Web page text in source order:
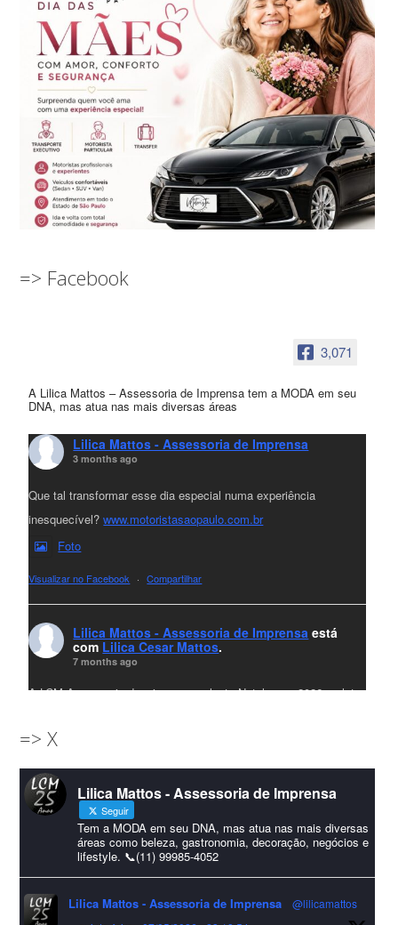
=> Facebook
3,071
A Lilica Mattos – Assessoria de Imprensa tem a MODA em seu
DNA, mas atua nas mais diversas áreas
Lilica Mattos - Assessoria de Imprensa
3 months ago
Que tal transformar esse dia especial numa experiência
inesquecível?www.motoristasaopaulo.com.br
Foto
Visualizar no Facebook · Compartilhar
Lilica Mattos - Assessoria de Imprensa está
com Lilica Cesar Mattos.
7 months ago
A LCM Assessoria deseja um excelente Natal e um 2026 repleto
amigos que sempre nos acompanham!🎄✨🥂❤️
#lcmassessoriassessoria#natal #merrychristmas #felizanonovo
#HappyNewYear
Foto
Visualizar no Facebook · Compartilhar
Lilica Mattos - Assessoria de Imprensa
=> X
Lilica Mattos - Assessoria de Imprensa
Seguir
Tem a MODA em seu DNA, mas atua nas mais diversas
áreas como beleza, gastronomia, decoração, negócios e
lifestyle. 📞(11) 99985-4052
Lilica Mattos - Assessoria de Imprensa
@lilicamattos